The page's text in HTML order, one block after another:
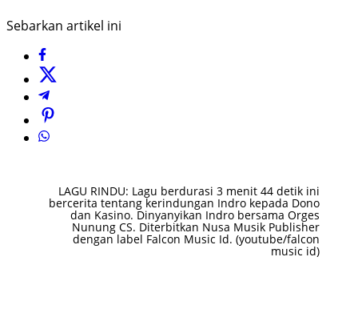
Sebarkan artikel ini
LAGU RINDU: Lagu berdurasi 3 menit 44 detik ini
bercerita tentang kerindungan Indro kepada Dono
dan Kasino. Dinyanyikan Indro bersama Orges
Nunung CS. Diterbitkan Nusa Musik Publisher
dengan label Falcon Music Id. (youtube/falcon
music id)